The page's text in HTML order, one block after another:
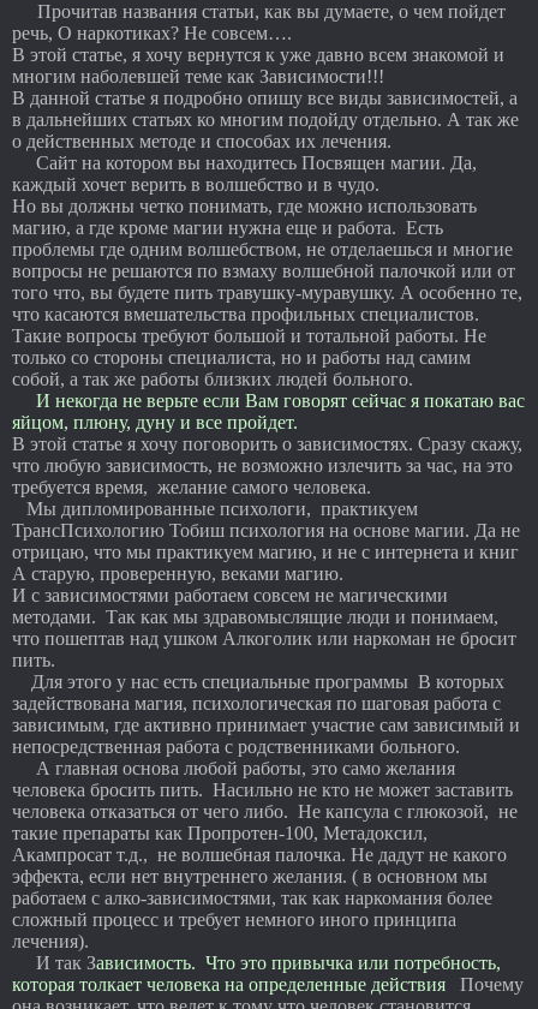
Прочитав названия статьи, как вы думаете, о чем пойдет
речь, О наркотиках? Не совсем….
В этой статье, я хочу вернутся к уже давно всем знакомой и
многим наболевшей теме как Зависимости!!!
В данной статье я подробно опишу все виды зависимостей, а
в дальнейших статьях ко многим подойду отдельно. А так же
о действенных методе и способах их лечения.
Сайт на котором вы находитесь Посвящен магии. Да,
каждый хочет верить в волшебство и в чудо.
Но вы должны четко понимать, где можно использовать
магию, а где кроме магии нужна еще и работа. Есть
проблемы где одним волшебством, не отделаешься и многие
вопросы не решаются по взмаху волшебной палочкой или от
того что, вы будете пить травушку-муравушку. А особенно те,
что касаются вмешательства профильных специалистов.
Такие вопросы требуют большой и тотальной работы. Не
только со стороны специалиста, но и работы над самим
собой, а так же работы близких людей больного.
И некогда не верьте если Вам говорят сейчас я покатаю вас
яйцом, плюну, дуну и все пройдет.
В этой статье я хочу поговорить о зависимостях. Сразу скажу,
что любую зависимость, не возможно излечить за час, на это
требуется время, желание самого человека.
Мы дипломированные психологи, практикуем
ТрансПсихологию Тобиш психология на основе магии. Да не
отрицаю, что мы практикуем магию, и не с интернета и книг
А старую, проверенную, веками магию.
И с зависимостями работаем совсем не магическими
методами. Так как мы здравомыслящие люди и понимаем,
что пошептав над ушком Алкоголик или наркоман не бросит
пить.
Для этого у нас есть специальные программы В которых
задействована магия, психологическая по шаговая работа с
зависимым, где активно принимает участие сам зависимый и
непосредственная работа с родственниками больного.
А главная основа любой работы, это само желания
человека бросить пить. Насильно не кто не может заставить
человека отказаться от чего либо. Не капсула с глюкозой, не
такие препараты как Пропротен-100, Метадоксил,
Акампросат т.д., не волшебная палочка. Не дадут не какого
эффекта, если нет внутреннего желания. ( в основном мы
работаем с алко-зависимостями, так как наркомания более
сложный процесс и требует немного иного принципа
лечения).
И так Зависимость. Что это привычка или потребность,
которая толкает человека на определенные действия
Почему